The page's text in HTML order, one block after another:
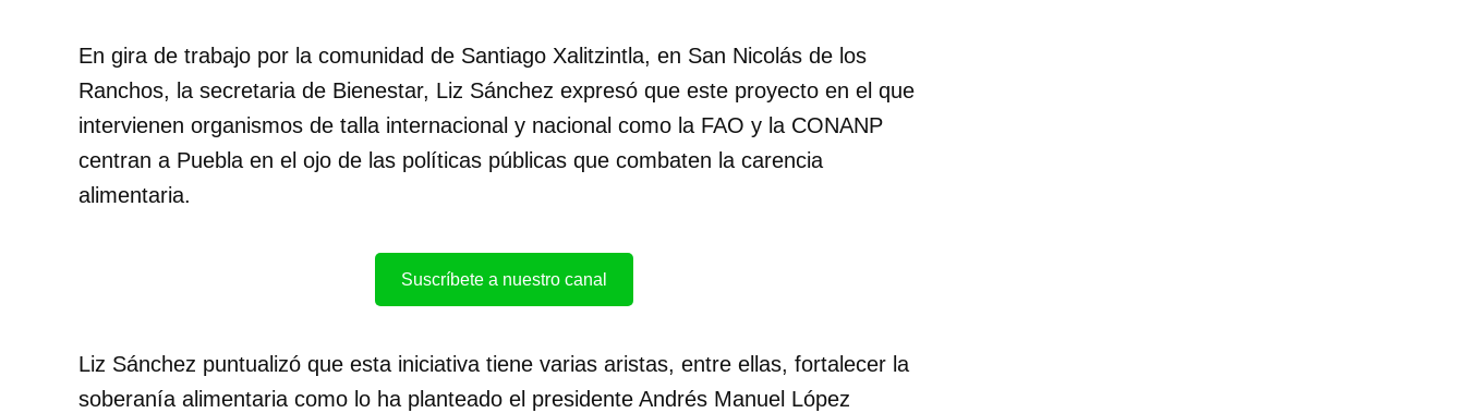
En gira de trabajo por la comunidad de Santiago Xalitzintla, en San Nicolás de los
Ranchos, la secretaria de Bienestar, Liz Sánchez expresó que este proyecto en el que
intervienen organismos de talla internacional y nacional como la FAO y la CONANP
centran a Puebla en el ojo de las políticas públicas que combaten la carencia
alimentaria.
Suscríbete a nuestro canal
Liz Sánchez puntualizó que esta iniciativa tiene varias aristas, entre ellas, fortalecer la
soberanía alimentaria como lo ha planteado el presidente Andrés Manuel López